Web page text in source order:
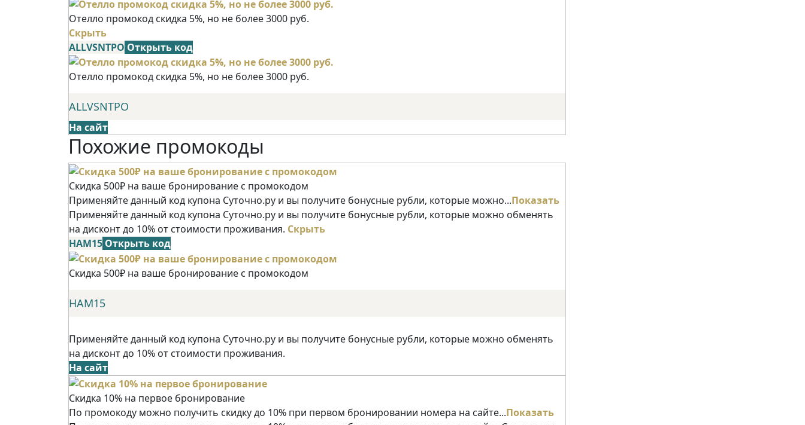
Отелло промокод скидка 5%, но не более 3000 руб.
Скрыть
ALLVSNTPO Открыть код
Отелло промокод скидка 5%, но не более 3000 руб.
ALLVSNTPO
На сайт
Похожие промокоды
Скидка 500₽ на ваше бронирование с промокодом
Применяйте данный код купона Суточно.ру и вы получите бонусные рубли, которые можно...Показать
Применяйте данный код купона Суточно.ру и вы получите бонусные рубли, которые можно обменять
на дисконт до 10% от стоимости проживания. Скрыть
НАМ15 Открыть код
Скидка 500₽ на ваше бронирование с промокодом
НАМ15
Применяйте данный код купона Суточно.ру и вы получите бонусные рубли, которые можно обменять
на дисконт до 10% от стоимости проживания.
На сайт
Скидка 10% на первое бронирование
По промокоду можно получить скидку до 10% при первом бронировании номера на сайте...Показать